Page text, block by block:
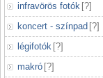
infravörös fotók [?]
koncert - színpad [?]
légifotók [?]
makró [?]